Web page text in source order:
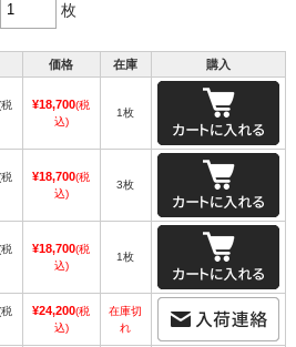
枚
価格 在庫 購入
税
¥18,700(税
込)
1枚
税
¥18,700(税
込)
3枚
税
¥18,700(税
込)
1枚
税
¥24,200(税
込)
在庫切
れ